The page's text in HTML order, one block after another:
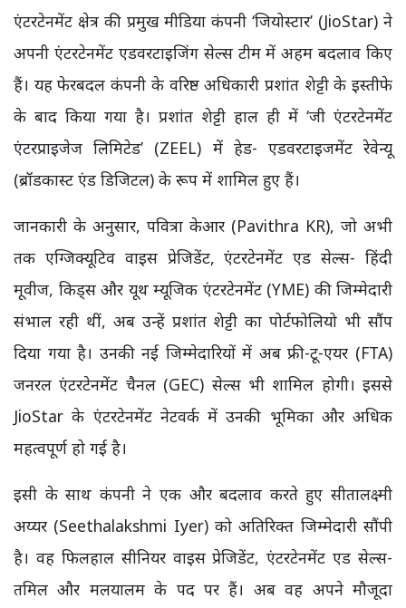
एंटरटेनमेंट क्षेत्र की प्रमुख मीडिया कंपनी ‘जियोस्टार’ (JioStar) ने
अपनी एंटरटेनमेंट एडवरटाइजिंग सेल्स टीम में अहम बदलाव किए
हैं। यह फेरबदल कंपनी के वरिष्ठ अधिकारी प्रशांत शेट्टी के इस्तीफे
के बाद किया गया है। प्रशांत शेट्टी हाल ही में ‘जी एंटरटेनमेंट
एंटरप्राइजेज लिमिटेड’ (ZEEL) में हेड- एडवरटाइजमेंट रेवेन्यू
(ब्रॉडकास्ट एंड डिजिटल) के रूप में शामिल हुए हैं।
जानकारी के अनुसार, पवित्रा केआर (Pavithra KR), जो अभी
तक एग्जिक्यूटिव वाइस प्रेजिडेंट, एंटरटेनमेंट एड सेल्स- हिंदी
मूवीज, किड्स और यूथ म्यूजिक एंटरटेनमेंट (YME) की जिम्मेदारी
संभाल रही थीं, अब उन्हें प्रशांत शेट्टी का पोर्टफोलियो भी सौंप
दिया गया है। उनकी नई जिम्मेदारियों में अब फ्री-टू-एयर (FTA)
जनरल एंटरटेनमेंट चैनल (GEC) सेल्स भी शामिल होगी। इससे
JioStar के एंटरटेनमेंट नेटवर्क में उनकी भूमिका और अधिक
महत्वपूर्ण हो गई है।
इसी के साथ कंपनी ने एक और बदलाव करते हुए सीतालक्ष्मी
अय्यर (Seethalakshmi Iyer) को अतिरिक्त जिम्मेदारी सौंपी
है। वह फिलहाल सीनियर वाइस प्रेजिडेंट, एंटरटेनमेंट एड सेल्स-
तमिल और मलयालम के पद पर हैं। अब वह अपने मौजूदा